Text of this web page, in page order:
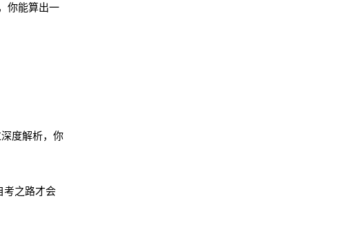
你能算出一
度解析，你
考之路才会